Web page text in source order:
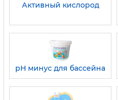
Активный кислород
pH минус для бассейна